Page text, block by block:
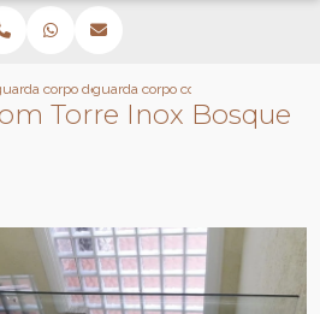
corpo de aluminio
guarda corpo com torre inox
Torre Inox Bosque